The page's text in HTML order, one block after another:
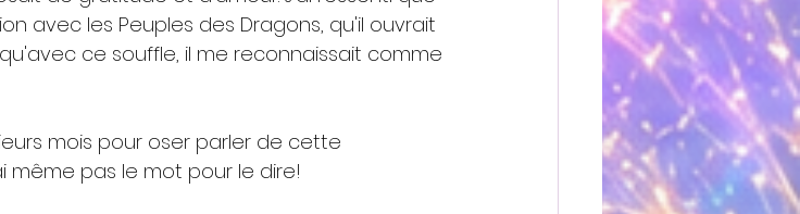
avec les Peuples des Dragons, qu'il ouvrait
ce souffle, il me reconnaissait comme
mois pour oser parler de cette
même pas le mot pour le dire!